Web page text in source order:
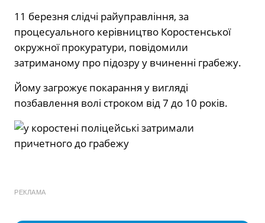
11 березня слідчі райуправління, за
процесуального керівництво Коростенської
окружної прокуратури, повідомили
затриманому про підозру у вчиненні грабежу.
Йому загрожує покарання у вигляді
позбавлення волі строком від 7 до 10 років.
РЕКЛАМА